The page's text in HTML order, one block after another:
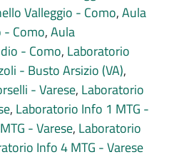
Valleggio - Como,Aula
- Como,Aula
- Como, Laboratorio
- Busto Arsizio (VA),
- Varese, Laboratorio
, Laboratorio Info 1 MTG -
- Varese, Laboratorio
Info 4 MTG - Varese